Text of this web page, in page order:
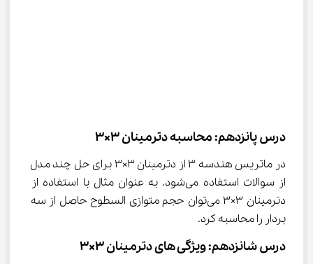
درس پانزدهم: محاسبه دترمینان 3×3
در ماتریس هندسه ۳ از دترمینان ۳×۳ برای حل چند مدل
از سوالات استفاده می‌شود. به عنوان مثال با استفاده از
دترمینان ۳×۳ می‌توان حجم متوازی السطوح حاصل از سه
بردار را محاسبه کرد.
درس شانزدهم: ویژگی های دترمینان 3×3